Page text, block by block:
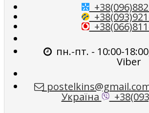
пн.-пт. - 10:00-
Viber
Україна